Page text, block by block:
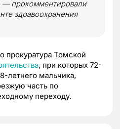
— прокомментировали
здравоохранения
прокуратура Томской
, при которых 72-
летнего мальчика,
часть по
переходу.